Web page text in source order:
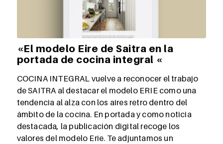
«El modelo Eire de Saitra en la
portada de cocina integral «
COCINA INTEGRAL vuelve a reconocer el trabajo
de SAITRA al destacar el modelo ERIE como una
tendencia al alza con los aires retro dentro del
ámbito de la cocina. En portada y como noticia
destacada, la publicación digital recoge los
valores del modelo Erie. Te adjuntamos un